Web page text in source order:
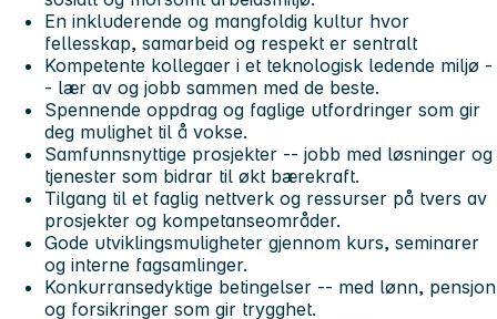
En inkluderende og mangfoldig kultur hvor
fellesskap, samarbeid og respekt er sentralt
Kompetente kollegaer i et teknologisk ledende miljø -
- lær av og jobb sammen med de beste.
Spennende oppdrag og faglige utfordringer som gir
deg mulighet til å vokse.
Samfunnsnyttige prosjekter -- jobb med løsninger og
tjenester som bidrar til økt bærekraft.
Tilgang til et faglig nettverk og ressurser på tvers av
prosjekter og kompetanseområder.
Gode utviklingsmuligheter gjennom kurs, seminarer
og interne fagsamlinger.
Konkurransedyktige betingelser -- med lønn, pensjon
og forsikringer som gir trygghet.